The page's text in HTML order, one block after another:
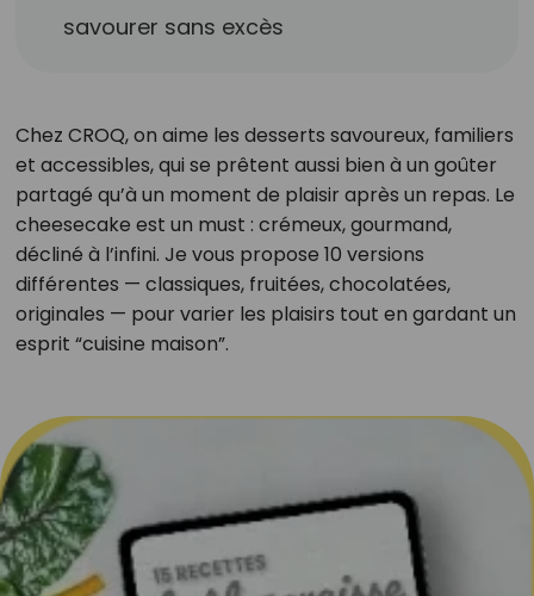
savourer sans excès
Chez CROQ, on aime les desserts savoureux, familiers
et accessibles, qui se prêtent aussi bien à un goûter
partagé qu’à un moment de plaisir après un repas. Le
cheesecake est un must : crémeux, gourmand,
décliné à l’infini. Je vous propose 10 versions
différentes — classiques, fruitées, chocolatées,
originales — pour varier les plaisirs tout en gardant un
esprit “cuisine maison”.